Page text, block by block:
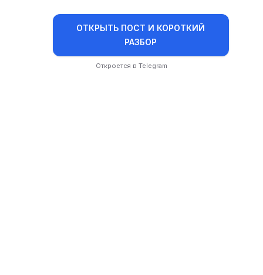
ОТКРЫТЬ ПОСТ И КОРОТКИЙ
РАЗБОР
Откроется в Telegram